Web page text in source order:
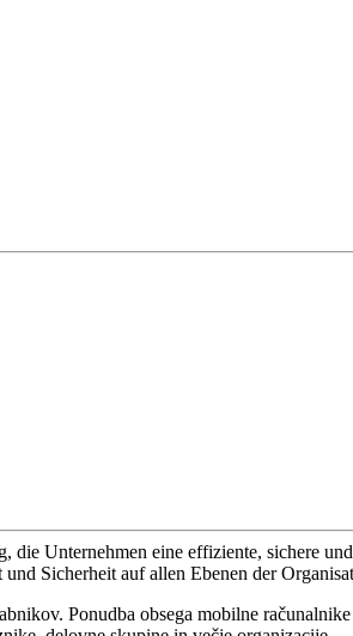
die Unternehmen eine effiziente, sichere
Sicherheit auf allen Ebenen der
Ponudba obsega mobilne